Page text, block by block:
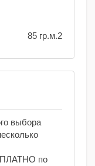
85 гр.м.2
выбора
по